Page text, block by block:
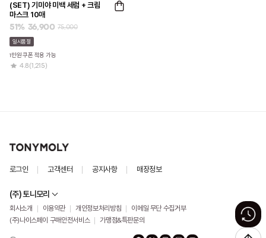
(SET) 기미야 미백 세럼 + 크림
마스크 10매
51 % 36,900 75,000
일시품절
1만원 쿠폰 적용 가능
4.8 (1,215)
로그인 고객센터 공지사항 매장정보
(주) 토니모리
회사소개 이용약관 개인정보처리방침
이메일 무단 수집거부
(주)나이스페이 구매안전서비스
가맹점&특판문의